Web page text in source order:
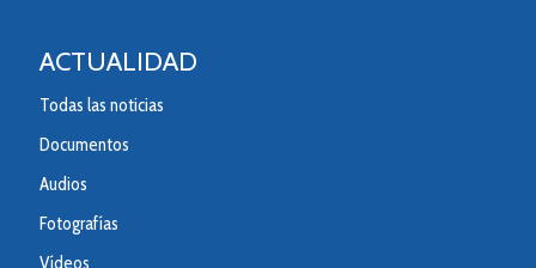
ACTUALIDAD
Todas las noticias
Documentos
Audios
Fotografías
Vídeos